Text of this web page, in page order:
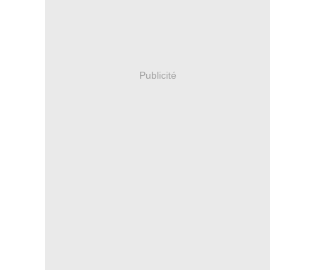
Publicité